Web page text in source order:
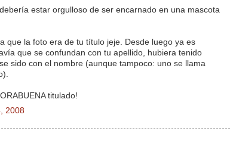
estar orgulloso de ser encarnado en una mascota
que la foto era de tu título jeje. Desde luego ya es
que se confundan con tu apellido, hubiera tenido
sido con el nombre (aunque tampoco: uno se llama
titulado!
2008